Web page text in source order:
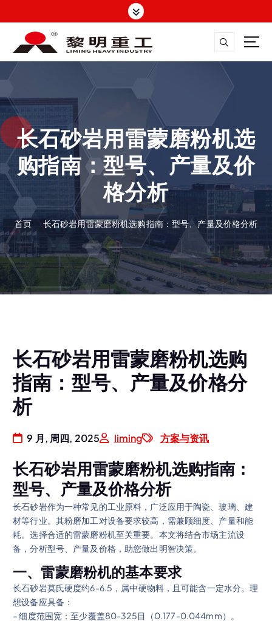
转
容 大修渣磨粉机，矿渣立磨
长石砂岩用雷蒙磨粉机选
购指南：型号、产量及价
格分析
首页 长石砂岩用雷蒙磨粉机选购指南：型号、产量及价格分析
长石砂岩用雷蒙磨粉机选购
指南：型号、产量及价格分
析
9 月, 周四, 2025 liming 方案与资讯
长石砂岩用雷蒙磨粉机选购指南：
型号、产量及价格分析
长石砂岩作为一种常见的工业原料，广泛应用于陶瓷、玻璃、建
材等行业。其粉磨加工对设备要求较高，需兼顾细度、产量和能
耗。选择合适的雷蒙磨粉机至关重要。本文将结合市场主流设
备，分析型号、产量及价格，助您做出明智决策。
一、雷蒙磨粉机的基本要求
长石砂岩莫氏硬度约6-6.5，属中硬物料，且可能含一定水分。理
想设备应具备：
– 细度范围宽：至少覆盖80-325目（0.177-0.044mm）。